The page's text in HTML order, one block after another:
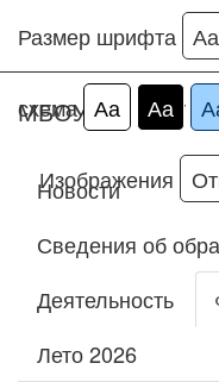
Размер шрифта Аа
схема Аа Аа
Изображения
МБОУ ДО ДДТ
Новости
Сведения об
Деятельность
Лето 2026